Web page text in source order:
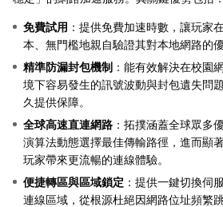
免費試用 ：提供免費加速時數，讓玩家
本、無門檻地親自驗證其對本地網路的優
精準防漏封包機制 ：能有效解決在校園
境下容易發生的訊號波動與封包遺失問
久提供保障。
全球高速直連網路 ：拓撲涵蓋全球眾多
演算法動態選擇最佳傳輸路徑，進而顯
玩家帶來更流暢的連線體驗。
便捷轉區與區域鎖定 ：提供一鍵切換伺
連線區域，從根源杜絕因網路位址頻繁